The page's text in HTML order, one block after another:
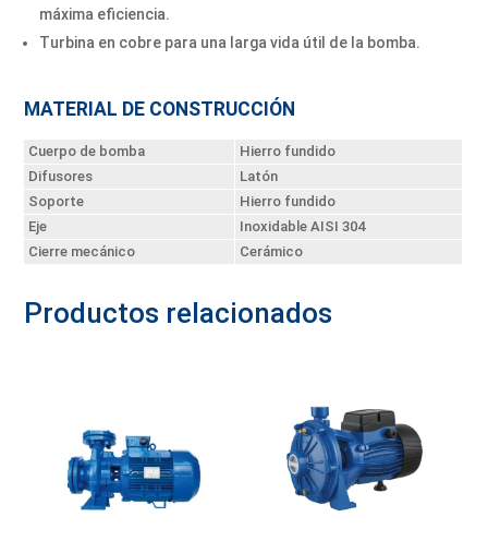
máxima eficiencia.
Turbina en cobre para una larga vida útil de la bomba.
MATERIAL DE CONSTRUCCIÓN
Cuerpo de bomba
Hierro fundido
Difusores
Latón
Soporte
Hierro fundido
Eje
Inoxidable AISI 304
Cierre mecánico
Cerámico
Productos relacionados